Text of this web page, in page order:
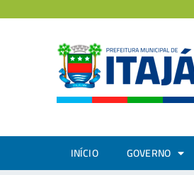
INÍCIO GOVERNO